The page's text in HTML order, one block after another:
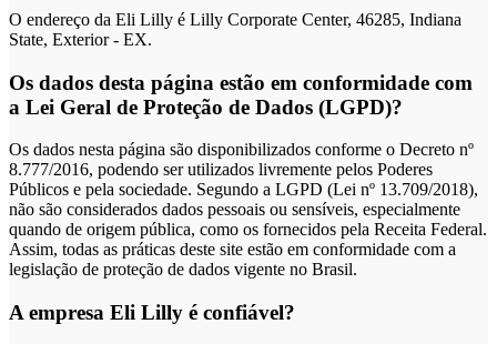
O endereço da Eli Lilly é Lilly Corporate Center, 46285, Indiana
State, Exterior - EX.
Os dados desta página estão em conformidade com
a Lei Geral de Proteção de Dados (LGPD)?
Os dados nesta página são disponibilizados conforme o Decreto nº
8.777/2016, podendo ser utilizados livremente pelos Poderes
Públicos e pela sociedade. Segundo a LGPD (Lei nº 13.709/2018),
não são considerados dados pessoais ou sensíveis, especialmente
quando de origem pública, como os fornecidos pela Receita Federal.
Assim, todas as práticas deste site estão em conformidade com a
legislação de proteção de dados vigente no Brasil.
A empresa Eli Lilly é confiável?